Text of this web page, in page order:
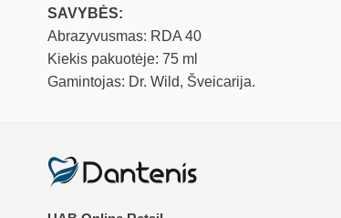
SAVYBĖS:
Abrazyvusmas: RDA 40
Kiekis pakuotėje: 75 ml
Gamintojas: Dr. Wild, Šveicarija.